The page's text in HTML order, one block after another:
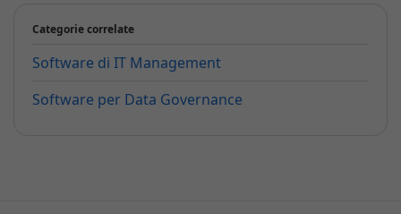
Categorie correlate
Software di IT Management
Software per Data Governance